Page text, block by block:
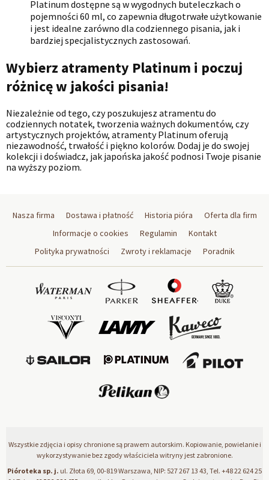
Platinum dostępne są w wygodnych buteleczkach o
pojemności 60 ml, co zapewnia długotrwałe użytkowanie
i jest idealne zarówno dla codziennego pisania, jak i
bardziej specjalistycznych zastosowań.
Wybierz atramenty Platinum i poczuj
różnicę w jakości pisania!
Niezależnie od tego, czy poszukujesz atramentu do
codziennych notatek, tworzenia ważnych dokumentów, czy
artystycznych projektów, atramenty Platinum oferują
niezawodność, trwałość i piękno kolorów. Dodaj je do swojej
kolekcji i doświadcz, jak japońska jakość podnosi Twoje pisanie
na wyższy poziom.
Nasza firma Dostawa i płatność Historia pióra
Oferta dla firm
Informacje o cookies
Regulamin
Kontakt
Polityka prywatności
Zwroty i reklamacje Poradnik
Wszystkie zdjęcia i opisy chronione są prawem autorskim. Kopiowanie, powielanie i
wykorzystywanie bez zgody właściciela witryny jest zabronione.
Pióroteka sp. j. ul. Złota 69, 00-819 Warszawa, NIP: 527 267 13 43, Tel. +48 22 624 25